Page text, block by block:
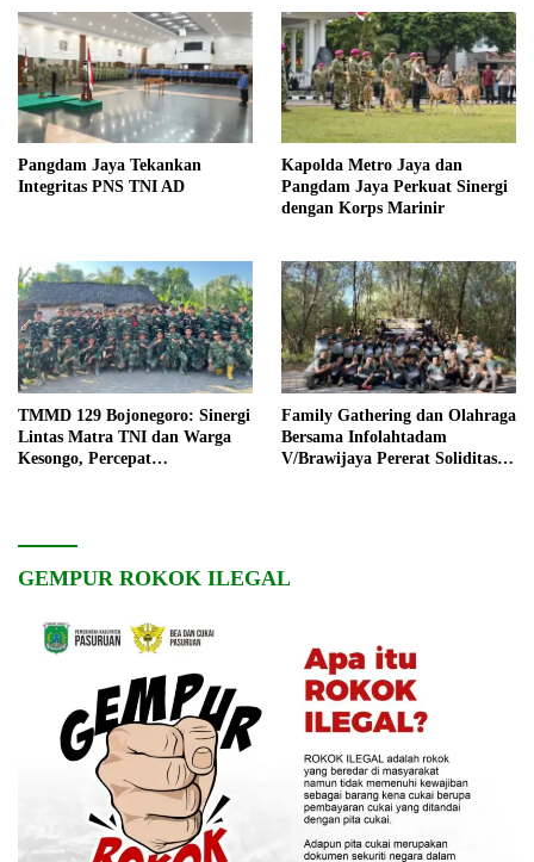
Pangdam Jaya Tekankan
Integritas PNS TNI AD
Kapolda Metro Jaya dan
Pangdam Jaya Perkuat Sinergi
dengan Korps Marinir
TMMD 129 Bojonegoro: Sinergi
Lintas Matra TNI dan Warga
Kesongo, Percepat
Family Gathering dan Olahraga
Bersama Infolahtadam
V/Brawijaya Pererat Soliditas
GEMPUR ROKOK ILEGAL